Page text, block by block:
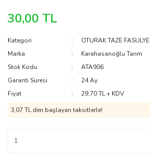
30,00 TL
Kategori
OTURAK TAZE FASULYE
Marka
Karahasanoğlu Tarım
Stok Kodu
ATA906
Garanti Süresi
24 Ay
Fiyat
29,70 TL + KDV
3,07 TL den başlayan taksitlerle!